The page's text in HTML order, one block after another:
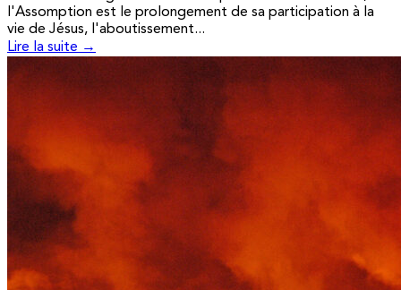
l'Assomption est le prolongement de sa participation à la
vie de Jésus, l'aboutissement...
Lire la suite →